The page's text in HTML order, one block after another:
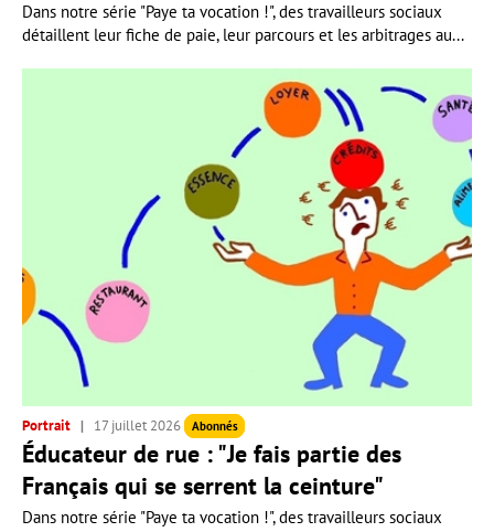
Dans notre série "Paye ta vocation !", des travailleurs sociaux
détaillent leur fiche de paie, leur parcours et les arbitrages au...
Portrait 17 juillet 2026 Abonnés
Éducateur de rue : "Je fais partie des
Français qui se serrent la ceinture"
Dans notre série "Paye ta vocation !", des travailleurs sociaux